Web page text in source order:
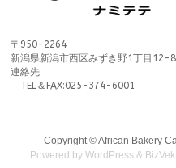
〒950-2264
新潟県新潟市西区みずき野1丁目12-8
連絡先
TEL＆FAX:025-374-6001
Copyright ©African Bakery
Powered byWordPress &